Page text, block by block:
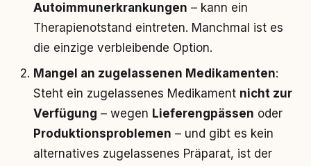
Autoimmunerkrankungen – kann ein
Therapienotstand eintreten. Manchmal ist es
die einzige verbleibende Option.
Mangel an zugelassenen Medikamenten:
Steht ein zugelassenes Medikament nicht zur
Verfügung – wegen Lieferengpässen oder
Produktionsproblemen – und gibt es kein
alternatives zugelassenes Präparat, ist der